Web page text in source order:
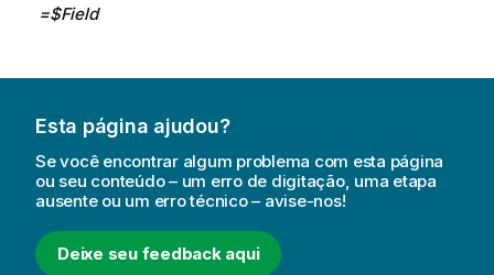
=$Field
Esta página ajudou?
Se você encontrar algum problema com esta página
ou seu conteúdo – um erro de digitação, uma etapa
ausente ou um erro técnico – avise-nos!
Deixe seu feedback aqui